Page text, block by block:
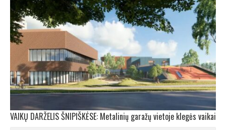
VAIKŲ DARŽELIS ŠNIPIŠKĖSE: Metalinių garažų vietoje klegės vaikai